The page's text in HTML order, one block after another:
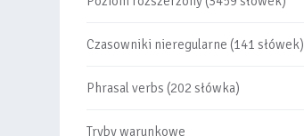
Czasowniki nieregularne (141 słówek)
Phrasal verbs (202 słówka)
Tryby warunkowe